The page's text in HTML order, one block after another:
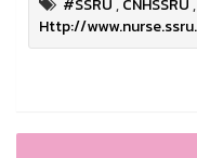
#SSRU,CNHSSRU,
Http://